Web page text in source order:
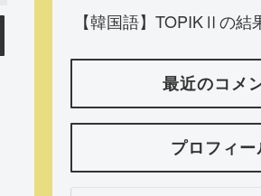
【韓国語】TOPIKⅡの結
最近のコメ
プロフィー